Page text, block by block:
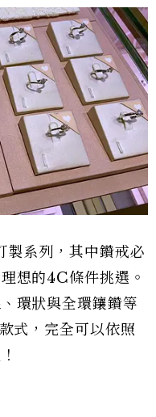
系列，其中鑽戒必
想的4C條件挑選。
環狀與全環鑲鑽等
式，完全可以依照